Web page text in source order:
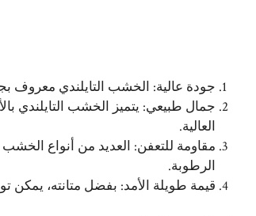
جودة عالية: الخشب التايلندي معروف
جمال طبيعي: يتميز الخشب التايلندي
العالية.
مقاومة للتعفن: العديد من أنواع الخشب
الرطوبة.
قيمة طويلة الأمد: بفضل متانته، يمكن